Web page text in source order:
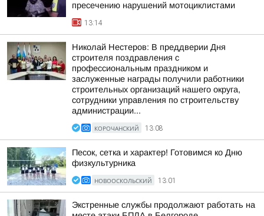
пресечению нарушений мотоциклистами
13:14
Николай Нестеров: В преддверии Дня
строителя поздравления с
профессиональным праздником и
заслуженные награды получили работники
строительных организаций нашего округа,
сотрудники управления по строительству
администрации...
КОРОЧАНСКИЙ 13:08
Песок, сетка и характер! Готовимся ко Дню
физкультурника
НОВООСКОЛЬСКИЙ 13:01
Экстренные службы продолжают работать на